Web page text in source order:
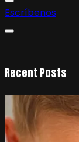
Escríbenos
Recent Posts